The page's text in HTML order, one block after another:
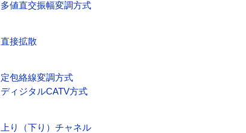
多値直交振幅変調方式
直接拡散
定包絡線変調方式
ディジタルCATV方式
上り（下り）チャネル